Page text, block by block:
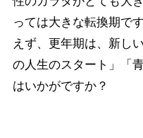
っては大きな転換期で
えず、更年期は、新し
の人生のスタート」「
はいかがですか？